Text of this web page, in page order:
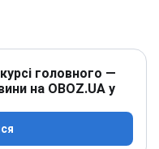
головного —
на OBOZ.UA у